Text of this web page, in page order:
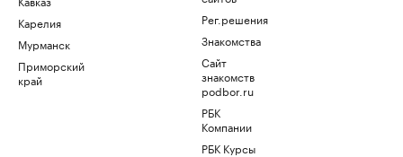
Карелия
Мурманск
Приморский
край
Рег.решения
Знакомства
Сайт
знакомств
podbor.ru
РБК
Компании
РБК Курсы